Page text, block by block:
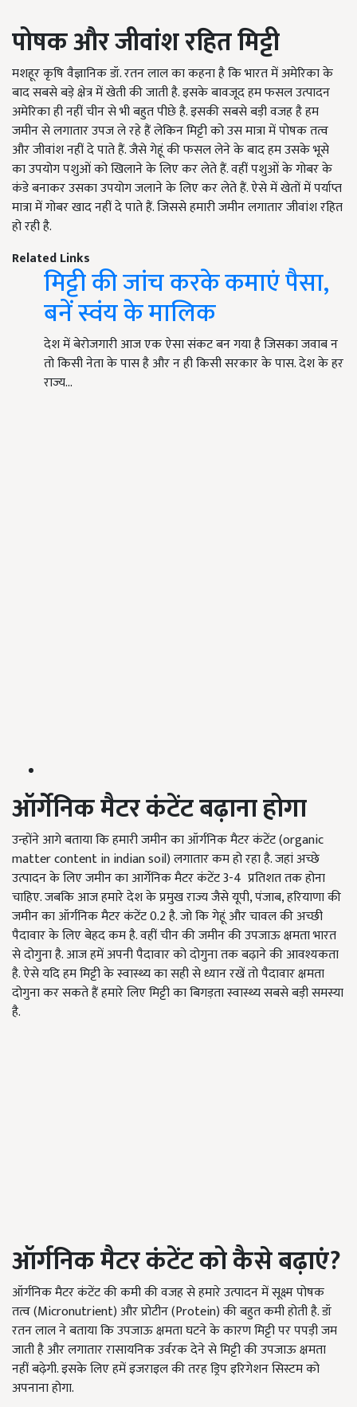
पोषकऔरजीवांशरहितमिट्टी
मशहूर कृषि वैज्ञानिक डॉ. रतन लाल का कहना है कि भारत में अमेरिका के
बाद सबसे बड़े क्षेत्र में खेती की जाती है. इसके बावजूद हम फसल उत्पादन
अमेरिका ही नहीं चीन से भी बहुत पीछे है. इसकी सबसे बड़ी वजह है हम
जमीन से लगातार उपज ले रहे हैं लेकिन मिट्टी को उस मात्रा में पोषक तत्व
और जीवांश नहीं दे पाते हैं. जैसे गेहूं की फसल लेने के बाद हम उसके भूसे
का उपयोग पशुओं को खिलाने के लिए कर लेते हैं. वहीं पशुओं के गोबर के
कंडे बनाकर उसका उपयोग जलाने के लिए कर लेते हैं. ऐसे में खेतों में पर्याप्त
मात्रा में गोबर खाद नहीं दे पाते हैं. जिससे हमारी जमीन लगातार जीवांश रहित
हो रही है.
Related Links
मिट्टी की जांच करके कमाएं पैसा,
बनें स्वंय के मालिक
देश में बेरोजगारी आज एक ऐसा संकट बन गया है जिसका जवाब न
तो किसी नेता के पास है और न ही किसी सरकार के पास. देश के हर
राज्य…
ऑर्गेनिकमैटरकंटेंटबढ़ानाहोगा
उन्होंने आगे बताया कि हमारी जमीन का ऑर्गनिक मैटर कंटेंट (organic
matter content in indian soil) लगातार कम हो रहा है. जहां अच्छे
उत्पादन के लिए जमीन का आर्गेनिक मैटर कंटेंट 3-4 प्रतिशत तक होना
चाहिए. जबकि आज हमारे देश के प्रमुख राज्य जैसे यूपी, पंजाब, हरियाणा की
जमीन का ऑर्गनिक मैटर कंटेंट 0.2 है. जो कि गेहूं और चावल की अच्छी
पैदावार के लिए बेहद कम है. वहीं चीन की जमीन की उपजाऊ क्षमता भारत
से दोगुना है. आज हमें अपनी पैदावार को दोगुना तक बढ़ाने की आवश्यकता
है. ऐसे यदि हम मिट्टी के स्वास्थ्य का सही से ध्यान रखें तो पैदावार क्षमता
दोगुना कर सकते हैं हमारे लिए मिट्टी का बिगड़ता स्वास्थ्य सबसे बड़ी समस्या
है.
ऑर्गनिकमैटरकंटेंटको कैसेबढ़ाएं?
ऑर्गनिक मैटर कंटेंट की कमी की वजह से हमारे उत्पादन में सूक्ष्म पोषक
तत्व (Micronutrient) और प्रोटीन (Protein) की बहुत कमी होती है. डॉ
रतन लाल ने बताया कि उपजाऊ क्षमता घटने के कारण मिट्टी पर पपड़ी जम
जाती है और लगातार रासायनिक उर्वरक देने से मिट्टी की उपजाऊ क्षमता
नहीं बढ़ेगी. इसके लिए हमें इजराइल की तरह ड्रिप इरिगेशन सिस्टम को
अपनाना होगा.